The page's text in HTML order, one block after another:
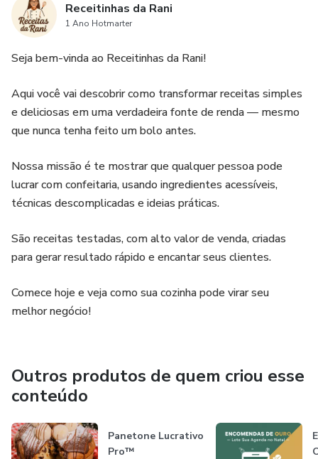
Receitinhas da Rani
1 Ano Hotmarter
Seja bem-vinda ao Receitinhas da Rani!
Aqui você vai descobrir como transformar receitas simples
e deliciosas em uma verdadeira fonte de renda — mesmo
que nunca tenha feito um bolo antes.
Nossa missão é te mostrar que qualquer pessoa pode
lucrar com confeitaria, usando ingredientes acessíveis,
técnicas descomplicadas e ideias práticas.
São receitas testadas, com alto valor de venda, criadas
para gerar resultado rápido e encantar seus clientes.
Comece hoje e veja como sua cozinha pode virar seu
melhor negócio!
Outros produtos de quem criou esse
conteúdo
Panetone Lucrativo
Pro™